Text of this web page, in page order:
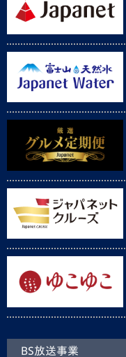
BS放送事業